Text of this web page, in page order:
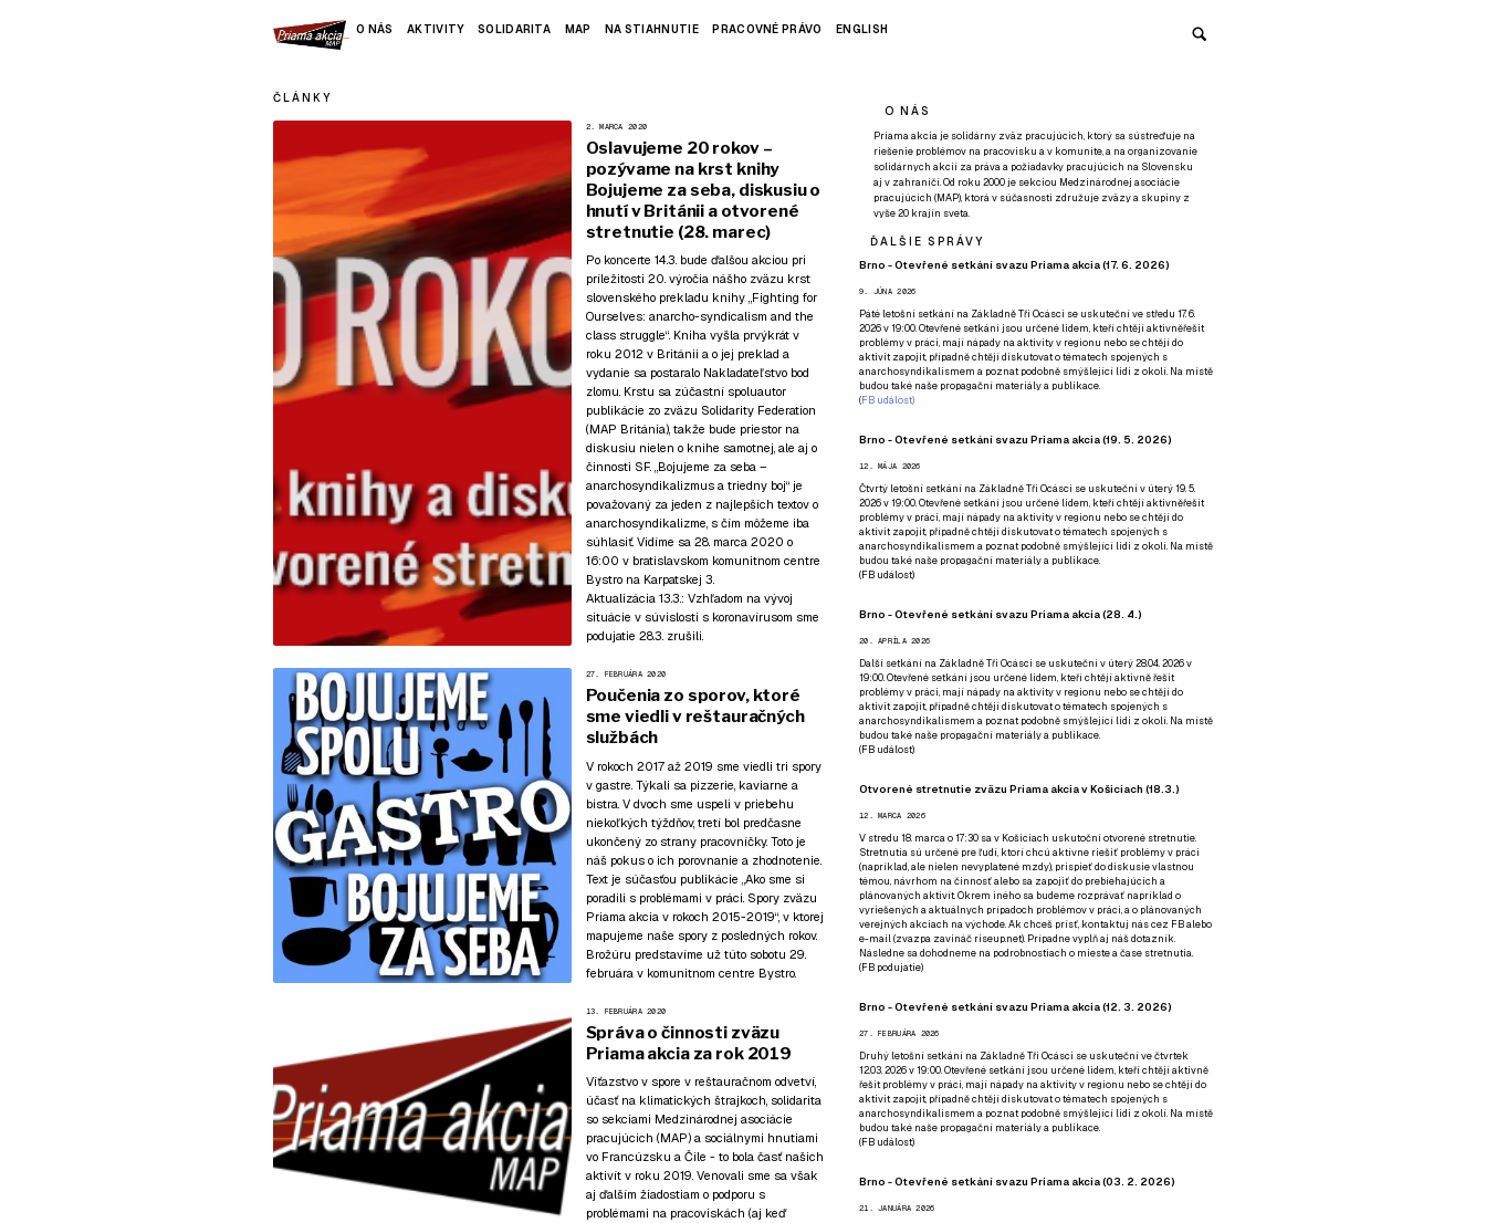
O NÁS AKTIVITY SOLIDARITA MAP NA STIAHNUTIE PRACOVNÉ PRÁVO ENGLISH
ČLÁNKY
2. MARCA 2020
Oslavujeme 20 rokov –
pozývame na krst knihy
Bojujeme za seba, diskusiu o
hnutí v Británii a otvorené
stretnutie (28. marec)
Po koncerte 14.3.bude ďalšou akciou pri
príležitosti 20. výročia nášho zväzu krst
slovenského prekladu knihy „Fighting for
Ourselves: anarcho-syndicalism and the
class struggle“. Kniha vyšla prvýkrát v
roku 2012 v Británii a o jej preklad a
vydanie sa postaralo Nakladateľstvo bod
zlomu. Krstu sa zúčastní spoluautor
publikácie zo zväzu Solidarity Federation
(MAP Británia), takže bude priestor na
diskusiu nielen o knihe samotnej, ale aj o
činnosti SF. „Bojujeme za seba –
anarchosyndikalizmus a triedny boj“ je
považovaný za jeden z najlepších textov o
anarchosyndikalizme, s čím môžeme iba
súhlasiť. Vidíme sa 28. marca 2020 o
16:00 v bratislavskom komunitnom centre
Bystrona Karpatskej 3.
Aktualizácia 13.3.: Vzhľadom na vývoj
situácie v súvislosti s koronavírusom sme
podujatie 28.3. zrušili.
27. FEBRUÁRA 2020
Poučenia zo sporov, ktoré
sme viedli v reštauračných
službách
V rokoch 2017 až 2019 sme viedli tri spory
v gastre. Týkali sa pizzerie, kaviarne a
bistra. V dvoch sme uspeli v priebehu
niekoľkých týždňov, tretí bol predčasne
ukončený zo strany pracovníčky. Toto je
náš pokus o ich porovnanie a zhodnotenie.
Text je súčasťou publikácie „Ako sme si
poradili s problémami v práci. Spory zväzu
Priama akcia v rokoch 2015-2019“, v ktorej
mapujeme naše spory z posledných rokov.
Brožúru predstavíme už túto sobotu 29.
februára v komunitnom centre Bystro.
13. FEBRUÁRA 2020
Správa o činnosti zväzu
Priama akcia za rok 2019
Víťazstvo v spore v reštauračnom odvetví,
účasť na klimatických štrajkoch, solidarita
so sekciami Medzinárodnej asociácie
pracujúcich (MAP) a sociálnymi hnutiami
vo Francúzsku a Čile - to bola časť našich
aktivít v roku 2019. Venovali sme sa však
aj ďalším žiadostiam o podporu s
problémami na pracoviskách (aj keď
O NÁS
Priama akcia je solidárny zväz pracujúcich, ktorý sa sústreďuje na
riešenie problémov na pracovisku a v komunite, a na organizovanie
solidárnych akcií za práva a požiadavky pracujúcich na Slovensku
aj v zahraničí. Od roku 2000 je sekciou Medzinárodnej asociácie
pracujúcich (MAP), ktorá v súčasnosti združuje zväzy a skupiny z
vyše 20 krajín sveta.
ĎALŠIE SPRÁVY
Brno - Otevřené setkání svazu Priama akcia (17. 6. 2026)
9. JÚNA 2026
Páté letošní setkání na Základně Tři Ocásci se uskuteční ve středu 17. 6.
2026 v 19:00. Otevřené setkání jsou určené lidem, kteří chtějí aktivněřešit
problémy v práci, mají nápady na aktivity v regionu nebo se chtějí do
aktivit zapojit, případně chtějí diskutovat o tématech spojených s
anarchosyndikalismem a poznat podobně smýšlející lidi z okolí. Na místě
budou také naše propagační materiály a publikace.
(FB událost)
Brno - Otevřené setkání svazu Priama akcia (19. 5. 2026)
12. MÁJA 2026
Čtvrtý letošní setkání na Základně Tři Ocásci se uskuteční v úterý 19. 5.
2026 v 19:00. Otevřené setkání jsou určené lidem, kteří chtějí aktivněřešit
problémy v práci, mají nápady na aktivity v regionu nebo se chtějí do
aktivit zapojit, případně chtějí diskutovat o tématech spojených s
anarchosyndikalismem a poznat podobně smýšlející lidi z okolí. Na místě
budou také naše propagační materiály a publikace.
(FB událost)
Brno - Otevřené setkání svazu Priama akcia (28. 4.)
20. APRÍLA 2026
Další setkání na Základně Tři Ocásci se uskuteční v úterý 28.04. 2026 v
19:00. Otevřené setkání jsou určené lidem, kteří chtějí aktivně řešit
problémy v práci, mají nápady na aktivity v regionu nebo se chtějí do
aktivit zapojit, případně chtějí diskutovat o tématech spojených s
anarchosyndikalismem a poznat podobně smýšlející lidi z okolí. Na místě
budou také naše propagační materiály a publikace.
(FB událost)
Otvorené stretnutie zväzu Priama akcia v Košiciach (18.3.)
12. MARCA 2026
V stredu 18. marca o 17:30 sa v Košiciach uskutoční otvorené stretnutie.
Stretnutia sú určené pre ľudí, ktorí chcú aktívne riešiť problémy v práci
(napríklad, ale nielen nevyplatené mzdy), prispieť do diskusie vlastnou
témou, návrhom na činnosť alebo sa zapojiť do prebiehajúcich a
plánovaných aktivít. Okrem iného sa budeme rozprávať napríklad o
vyriešených a aktuálnych prípadoch problémov v práci, a o plánovaných
verejných akciach na východe. Ak chceš prísť, kontaktuj nás cez FBalebo
e-mail (zvazpa zavináč riseup.net). Prípadnevyplň aj náš dotazník.
Následne sa dohodneme na podrobnostiach o mieste a čase stretnutia.
(FB podujatie)
Brno - Otevřené setkání svazu Priama akcia (12. 3. 2026)
27. FEBRUÁRA 2026
Druhý letošní setkání na Základně Tři Ocásci se uskuteční ve čtvrtek
12.03. 2026 v 19:00. Otevřené setkání jsou určené lidem, kteří chtějí aktivně
řešit problémy v práci, mají nápady na aktivity v regionu nebo se chtějí do
aktivit zapojit, případně chtějí diskutovat o tématech spojených s
anarchosyndikalismem a poznat podobně smýšlející lidi z okolí. Na místě
budou také naše propagační materiály a publikace.
(FB událost)
Brno - Otevřené setkání svazu Priama akcia (03. 2. 2026)
21. JANUÁRA 2026